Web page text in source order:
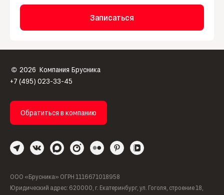
Записаться
© 2026 Компания Брусника
+7 (495) 023-33-45
Обратиться в компанию
ООО «Брусника» ОГРН 1116671018958
Юридический адрес: 620000, г. Екатеринбург, ул. Гоголя, строение 18,